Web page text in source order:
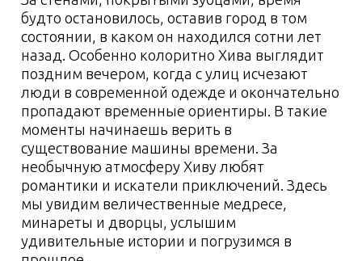
8 день: отдых, выезд
Условия проживания
1 день
2 день